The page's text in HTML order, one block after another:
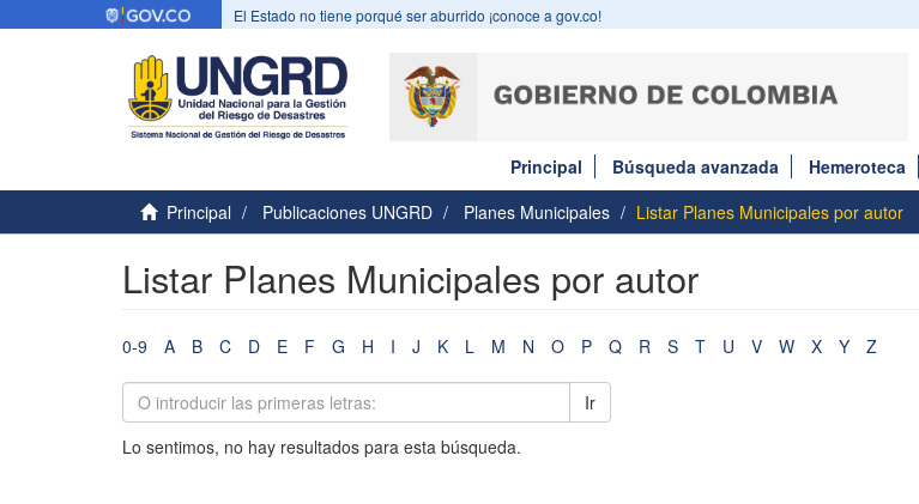
El Estado no tiene porqué ser aburrido ¡conoce a gov.co!
Principal Búsqueda avanzada Hemeroteca
Principal
Publicaciones UNGRD Planes Municipales Listar Planes Municipales por autor
Listar Planes Municipales por autor
0-9 A B C D E F G H I J K L M N O P Q R S T U V W X Y Z
Ir
Lo sentimos, no hay resultados para esta búsqueda.